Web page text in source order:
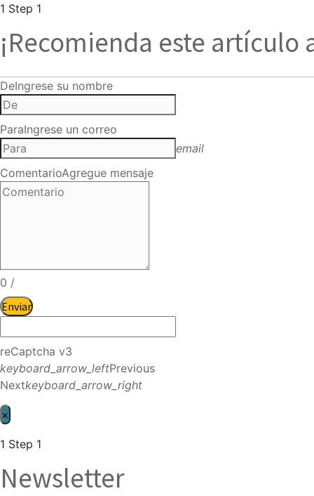
1 Step 1
¡Recomienda este artículo
DeIngrese su nombre
ParaIngrese un correo
email
ComentarioAgregue mensaje
0 /
Enviar
reCaptcha v3
keyboard_arrow_leftPrevious
Nextkeyboard_arrow_right
×
1 Step 1
Newsletter